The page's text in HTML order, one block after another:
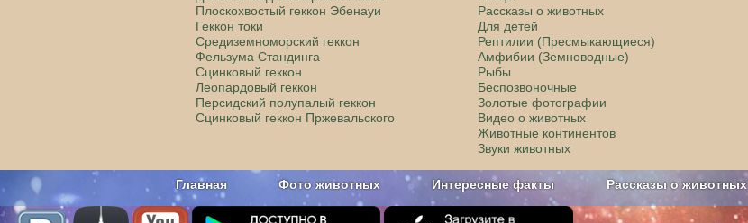
Плоскохвостый геккон Эбенауи
Геккон токи
Средиземноморский геккон
Фельзума Стандинга
Сцинковый геккон
Леопардовый геккон
Персидский полупалый геккон
Сцинковый геккон Пржевальского
Рассказы о животных
Для детей
Рептилии (Пресмыкающиеся)
Амфибии (Земноводные)
Рыбы
Беспозвоночные
Золотые фотографии
Видео о животных
Животные континентов
Звуки животных
Главная Фото животных Интересные факты Рассказы о животных
Наши приложения. Бесплатно и без рекламы О проекте